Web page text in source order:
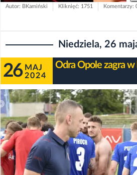
Autor: BKamiński Kliknięć: 1751 Komentarzy:
Niedziela, 26
26 MAJ
2024
Odra Opole zagra w